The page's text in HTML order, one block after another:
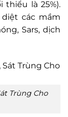
là 25%).
các mầm
Sars, dịch
Trùng Cho